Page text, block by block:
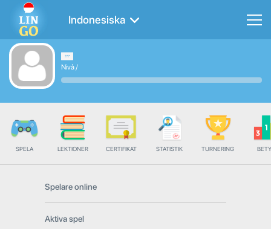
Indonesiska
Nivå/
SPELA LEKTIONER CERTIFIKAT STATISTIK TURNERING
Spelare online
Aktiva spel